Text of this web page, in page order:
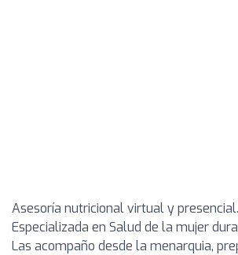
Asesoría nutricional virtual y presencial.
Especializada en Salud de la mujer
Las acompaño desde la menarquia,